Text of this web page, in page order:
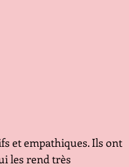
et empathiques. Ils ont
les rend très